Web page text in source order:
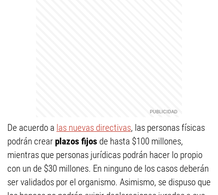
De acuerdo a las nuevas directivas, las personas físicas
podrán crear plazos fijos de hasta $100 millones,
mientras que personas jurídicas podrán hacer lo propio
con un de $30 millones. En ninguno de los casos deberán
ser validados por el organismo. Asimismo, se dispuso que